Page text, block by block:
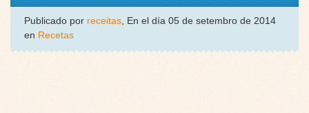
Publicado por receitas, En el día 05 de setembro de 2014
en Recetas